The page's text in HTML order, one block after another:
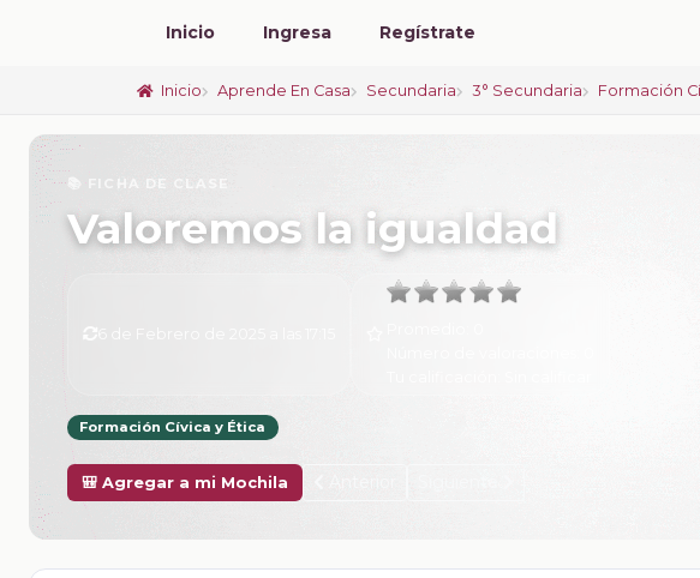
Inicio Ingresa Regístrate
Inicio Aprende En Casa Secundaria 3° Secundaria Formación
📚 FICHA DE CLASE
Valoremos la igualdad
Formación Cívica y Ética
🎒 Agregar a mi Mochila